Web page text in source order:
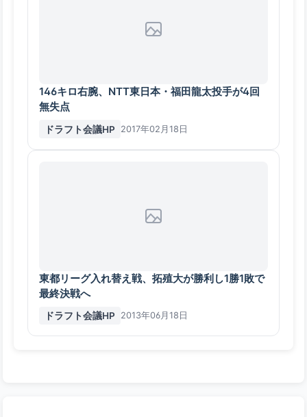
146キロ右腕、NTT東日本・福田龍太投手が4回
無失点
ドラフト会議HP 2017年02月18日
東都リーグ入れ替え戦、拓殖大が勝利し1勝1敗で
最終決戦へ
ドラフト会議HP 2013年06月18日